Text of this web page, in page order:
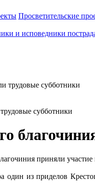
Просветительские
и исповедники
субботники
приняли участие
из приделов